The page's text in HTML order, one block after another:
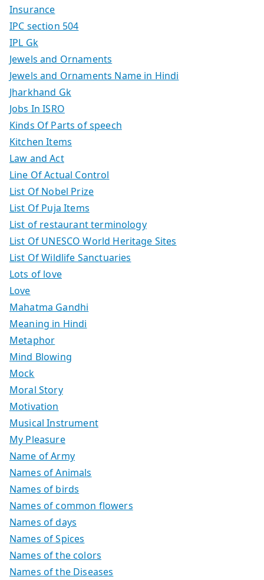
Insurance
IPC section 504
IPL Gk
Jewels and Ornaments
Jewels and Ornaments Name in Hindi
Jharkhand Gk
Jobs In ISRO
Kinds Of Parts of speech
Kitchen Items
Law and Act
Line Of Actual Control
List Of Nobel Prize
List Of Puja Items
List of restaurant terminology
List Of UNESCO World Heritage Sites
List Of Wildlife Sanctuaries
Lots of love
Love
Mahatma Gandhi
Meaning in Hindi
Metaphor
Mind Blowing
Mock
Moral Story
Motivation
Musical Instrument
My Pleasure
Name of Army
Names of Animals
Names of birds
Names of common flowers
Names of days
Names of Spices
Names of the colors
Names of the Diseases